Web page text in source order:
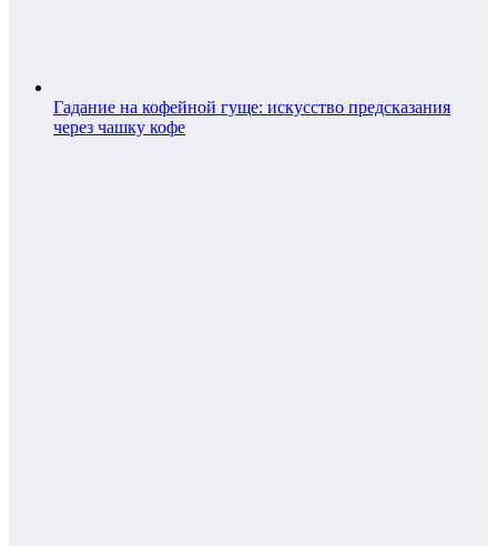
Гадание на кофейной гуще: искусство предсказания
через чашку кофе